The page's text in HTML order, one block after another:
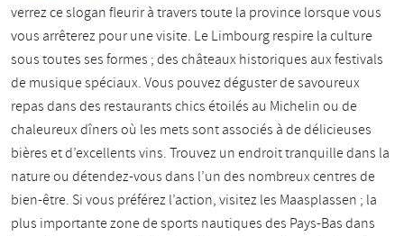
verrez ce slogan fleurir à travers toute la province lorsque vous
vous arrêterez pour une visite. Le Limbourg respire la culture
sous toutes ses formes ; des châteaux historiques aux festivals
de musique spéciaux. Vous pouvez déguster de savoureux
repas dans des restaurants chics étoilés au Michelin ou de
chaleureux dîners où les mets sont associés à de délicieuses
bières et d’excellents vins. Trouvez un endroit tranquille dans la
nature ou détendez-vous dans l’un des nombreux centres de
bien-être. Si vous préférez l’action, visitez les Maasplassen ; la
plus importante zone de sports nautiques des Pays-Bas dans